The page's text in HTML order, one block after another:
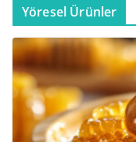
Yöresel Ürünler